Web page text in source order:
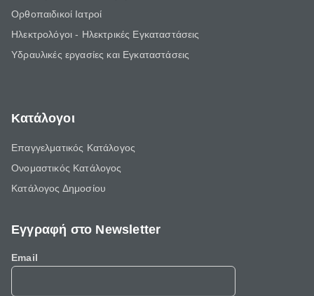
Ορθοπαιδικοί Ιατροί
Ηλεκτρολόγοι - Ηλεκτρικές Εγκαταστάσεις
Υδραυλικές εργασίες και Εγκαταστάσεις
Κατάλογοι
Επαγγελματικός Κατάλογος
Ονομαστικός Κατάλογος
Κατάλογος Δημοσίου
Εγγραφή στο Newsletter
Email